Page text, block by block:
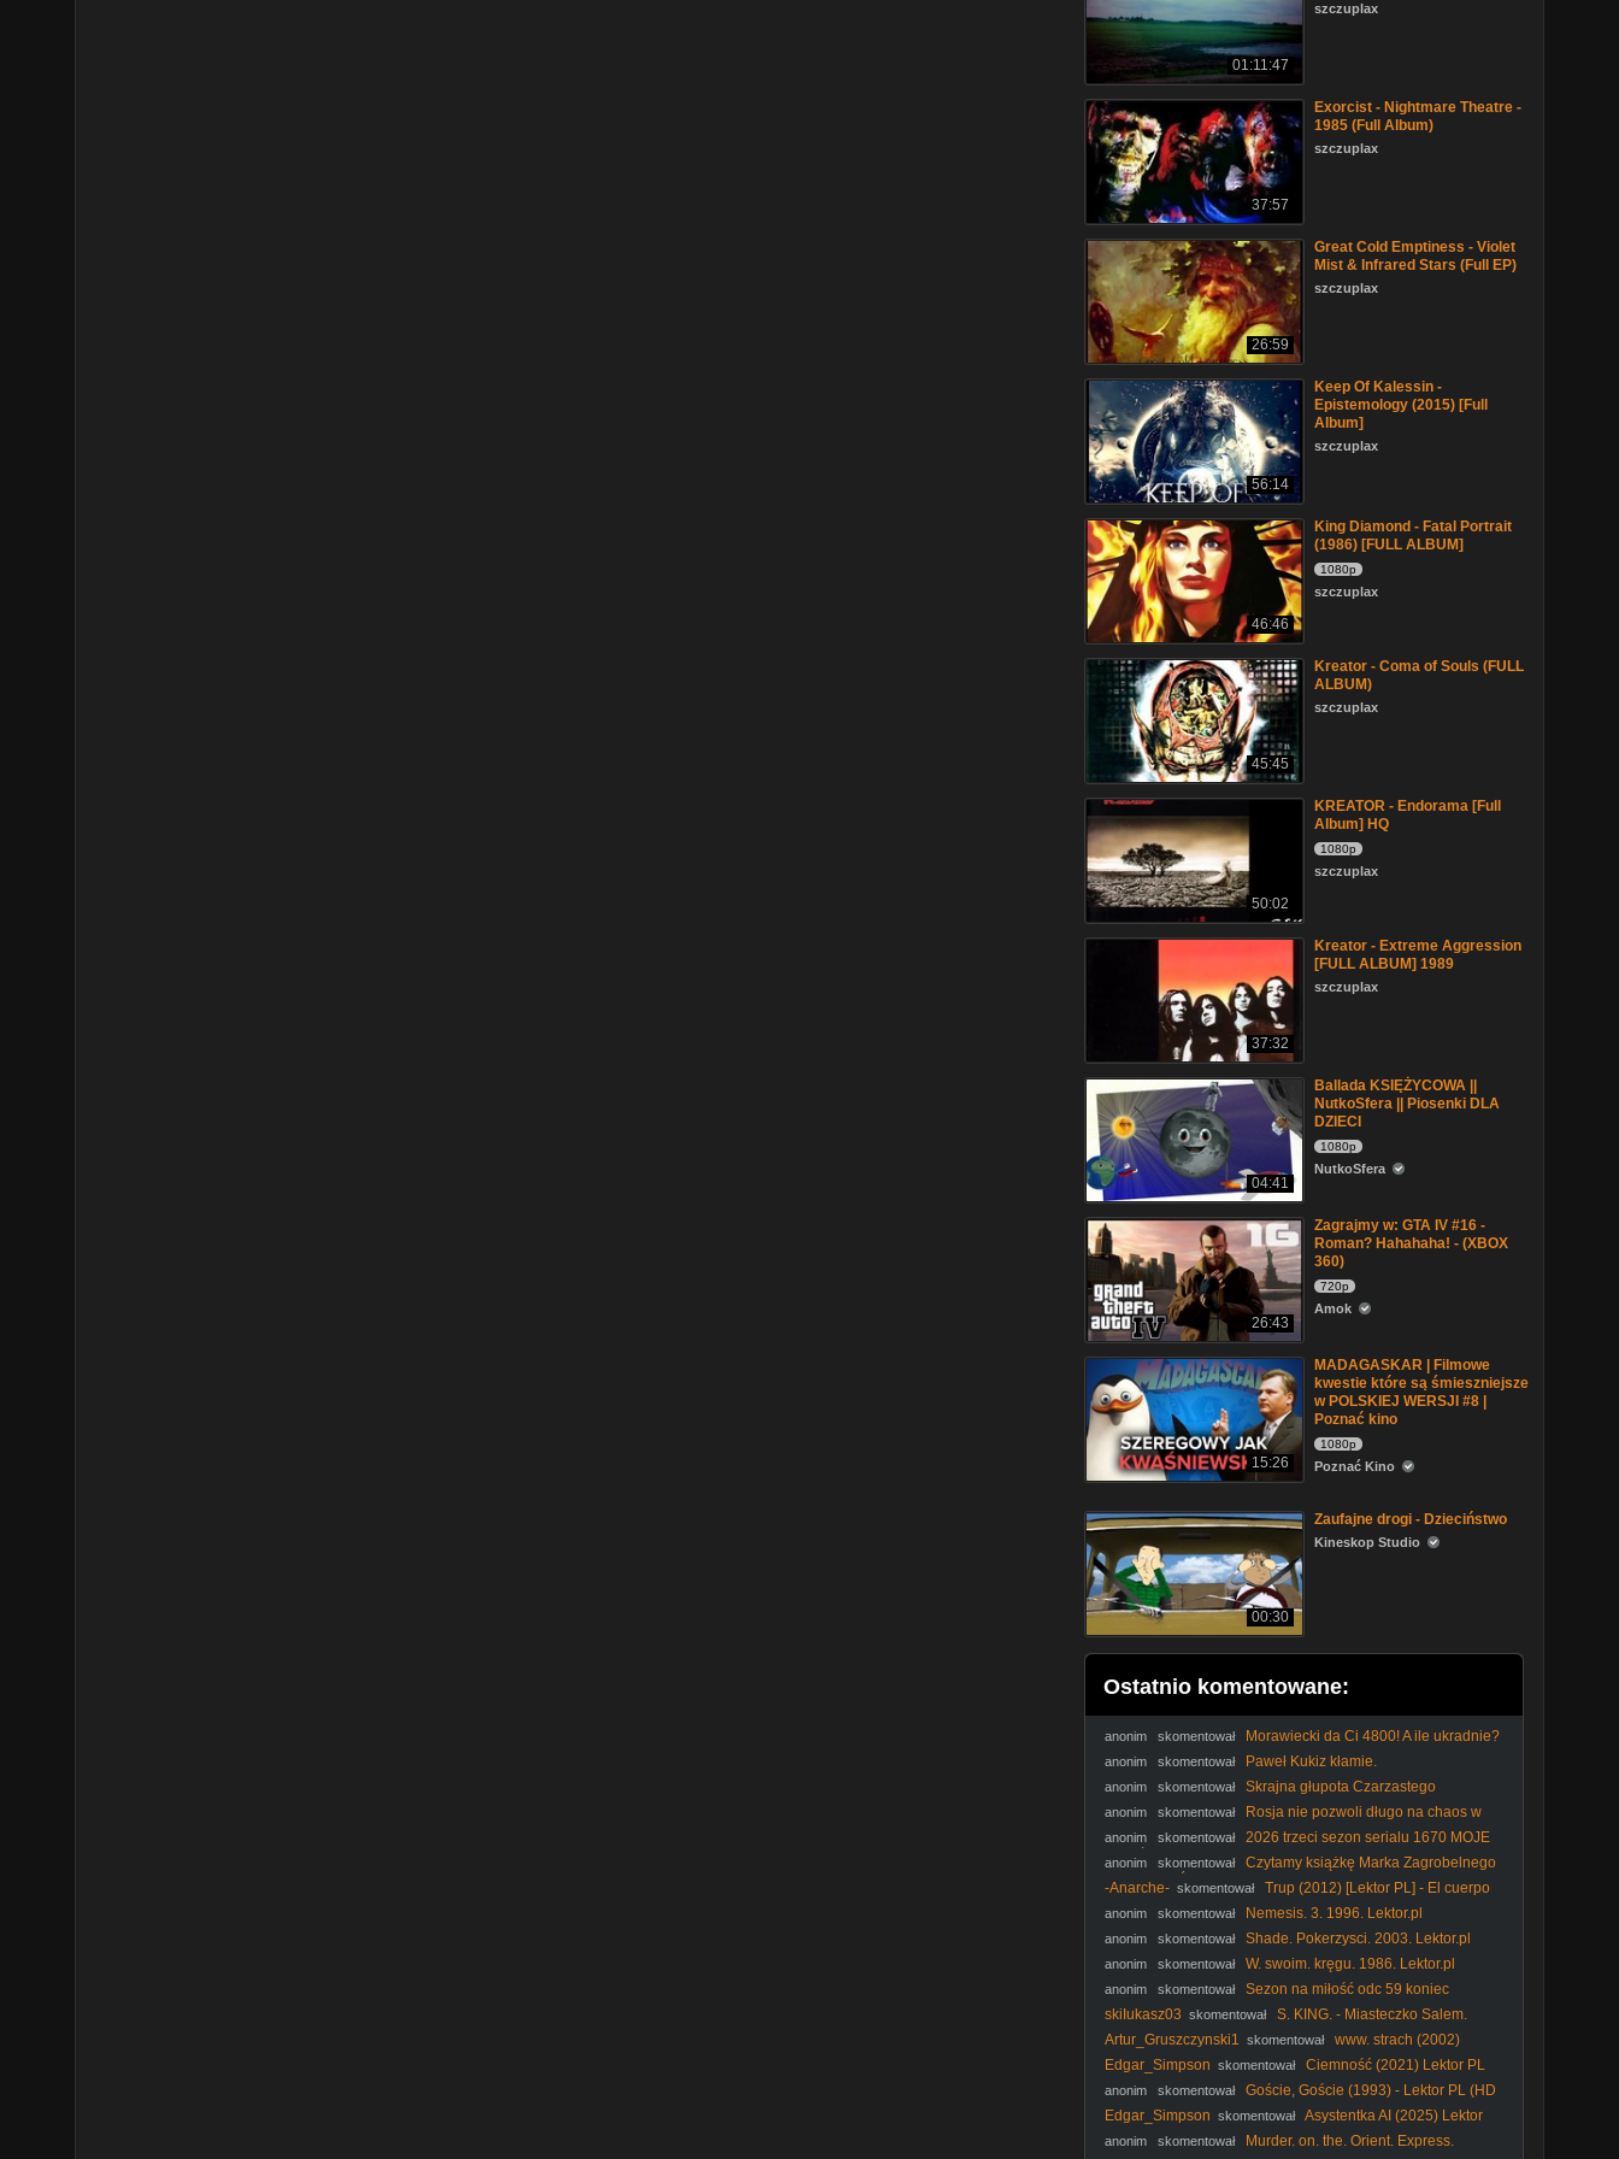
01:11:47
szczuplax
37:57
Exorcist - Nightmare Theatre -
1985 (Full Album)
szczuplax
26:59
Great Cold Emptiness - Violet
Mist & Infrared Stars (Full EP)
szczuplax
56:14
Keep Of Kalessin -
Epistemology (2015) [Full
Album]
szczuplax
46:46
King Diamond - Fatal Portrait
(1986) [FULL ALBUM]
1080p
szczuplax
45:45
Kreator - Coma of Souls (FULL
ALBUM)
szczuplax
50:02
KREATOR - Endorama [Full
Album] HQ
1080p
szczuplax
37:32
Kreator - Extreme Aggression
[FULL ALBUM] 1989
szczuplax
04:41
Ballada KSIĘŻYCOWA ||
NutkoSfera || Piosenki DLA
DZIECI
1080p
NutkoSfera
26:43
Zagrajmy w: GTA IV #16 -
Roman? Hahahaha! - (XBOX
360)
720p
Amok
15:26
MADAGASKAR | Filmowe
kwestie które są śmieszniejsze
w POLSKIEJ WERSJI #8 |
Poznać kino
1080p
Poznać Kino
00:30
Zaufajne drogi - Dzieciństwo
Kineskop Studio
Ostatnio komentowane:
anonim skomentował
Morawiecki da Ci 4800! A ile ukradnie?
#RozwójPlus #PiStoMafia #Kaczyński #Nawrocki #polityka
anonim skomentował Paweł Kukiz kłamie.
anonim skomentował Skrajna głupota Czarzastego
anonim skomentował
Rosja nie pozwoli długo na chaos w
Polsce! #Putin #Kaczyński #Rosja #PiS #Tusk #polityka
anonim skomentował
2026 trzeci sezon serialu 1670 MOJE
WRAŻENIA dr Piotr Napierała
anonim skomentował
Czytamy książkę Marka Zagrobelnego
POKOCHAĆ PIS polecam!
-Anarche- skomentował Trup (2012) [Lektor PL] - El cuerpo
anonim skomentował Nemesis. 3. 1996. Lektor.pl
anonim skomentował Shade. Pokerzysci. 2003. Lektor.pl
anonim skomentował W. swoim. kręgu. 1986. Lektor.pl
anonim skomentował
Sezon na miłość odc 59 koniec
skiIukasz03 skomentował
S. KING. - Miasteczko Salem.
(1979) napisy
Artur_Gruszczynski1 skomentował
www. strach (2002)
Edgar_Simpson skomentował Ciemność (2021) Lektor PL
anonim skomentował
Goście, Goście (1993) - Lektor PL (HD
1080p + Poprawiony dźwięk)
Edgar_Simpson skomentował Asystentka AI (2025) Lektor
anonim skomentował
Murder. on. the. Orient. Express.